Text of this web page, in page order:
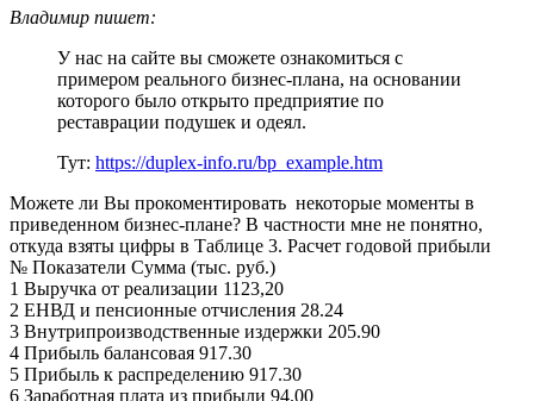
Владимир пишет:
У нас на сайте вы сможете ознакомиться с
примером реального бизнес-плана, на основании
которого было открыто предприятие по
реставрации подушек и одеял.
Тут: https://duplex-info.ru/bp_example.htm
Можете ли Вы прокоментировать некоторые моменты в
приведенном бизнес-плане? В частности мне не понятно,
откуда взяты цифры в Таблице 3. Расчет годовой прибыли
№ Показатели Сумма (тыс. руб.)
1 Выручка от реализации 1123,20
2 ЕНВД и пенсионные отчисления 28.24
3 Внутрипроизводственные издержки 205.90
4 Прибыль балансовая 917.30
5 Прибыль к распределению 917.30
6 Заработная плата из прибыли 94.00